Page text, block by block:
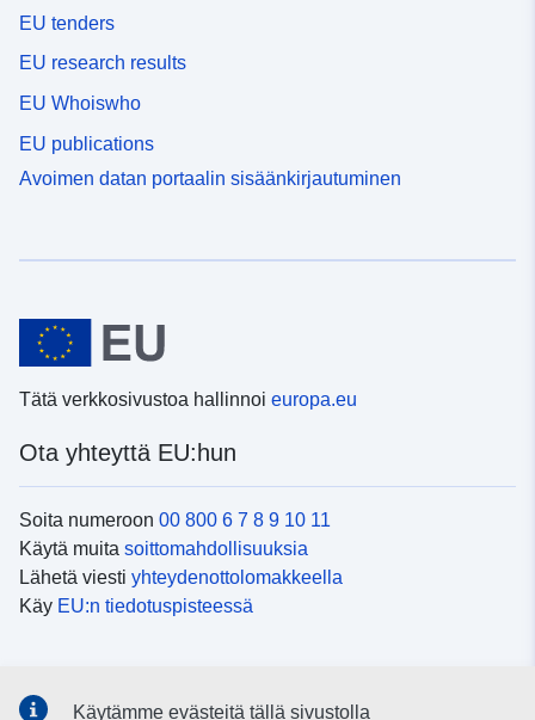
EU tenders
EU research results
EU Whoiswho
EU publications
Avoimen datan portaalin sisäänkirjautuminen
Tätä verkkosivustoa hallinnoi europa.eu
Ota yhteyttä EU:hun
Soita numeroon 00 800 6 7 8 9 10 11
Käytä muita soittomahdollisuuksia
Lähetä viesti yhteydenottolomakkeella
Käy EU:n tiedotuspisteessä
Käytämme evästeitä tällä sivustolla